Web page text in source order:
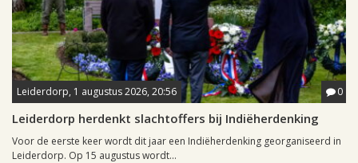
Leiderdorp, 1 augustus 2026, 20:56 0
Leiderdorp herdenkt slachtoffers bij Indiëherdenking
Voor de eerste keer wordt dit jaar een Indiëherdenking georganiseerd in
Leiderdorp. Op 15 augustus wordt...